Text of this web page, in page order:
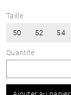
Taille
50 52 54
Quantité